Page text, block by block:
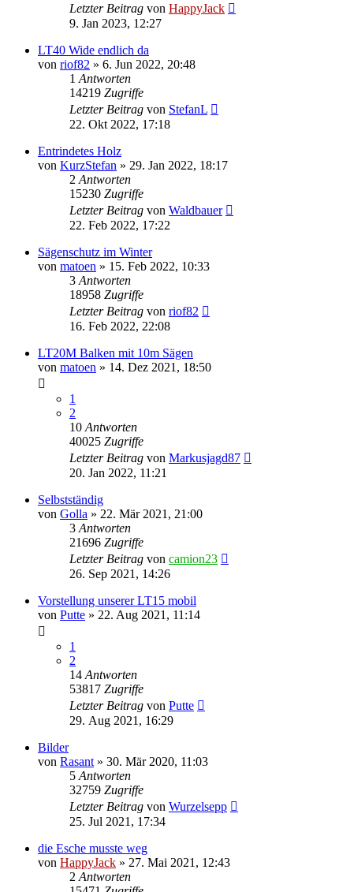
Letzter Beitrag von HappyJack
9. Jan 2023, 12:27
LT40 Wide endlich da
von riof82 » 6. Jun 2022, 20:48
1 Antworten
14219 Zugriffe
Letzter Beitrag von StefanL
22. Okt 2022, 17:18
Entrindetes Holz
von KurzStefan » 29. Jan 2022, 18:17
2 Antworten
15230 Zugriffe
Letzter Beitrag von Waldbauer
22. Feb 2022, 17:22
Sägenschutz im Winter
von matoen » 15. Feb 2022, 10:33
3 Antworten
18958 Zugriffe
Letzter Beitrag von riof82
16. Feb 2022, 22:08
LT20M Balken mit 10m Sägen
von matoen » 14. Dez 2021, 18:50
1
2
10 Antworten
40025 Zugriffe
Letzter Beitrag von Markusjagd87
20. Jan 2022, 11:21
Selbstständig
von Golla » 22. Mär 2021, 21:00
3 Antworten
21696 Zugriffe
Letzter Beitrag von camion23
26. Sep 2021, 14:26
Vorstellung unserer LT15 mobil
von Putte » 22. Aug 2021, 11:14
1
2
14 Antworten
53817 Zugriffe
Letzter Beitrag von Putte
29. Aug 2021, 16:29
Bilder
von Rasant » 30. Mär 2020, 11:03
5 Antworten
32759 Zugriffe
Letzter Beitrag von Wurzelsepp
25. Jul 2021, 17:34
die Esche musste weg
von HappyJack » 27. Mai 2021, 12:43
2 Antworten